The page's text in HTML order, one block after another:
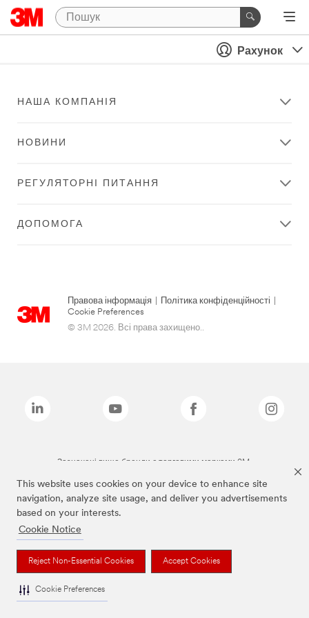
This website uses cookies on your device to enhance site
navigation, analyze site usage, and deliver you advertisements
based on your interests.
Cookie Notice
Reject Non-Essential Cookies Accept Cookies
Cookie Preferences
Рахунок
НАША КОМПАНІЯ
НОВИНИ
РЕГУЛЯТОРНІ ПИТАННЯ
ДОПОМОГА
Правова інформація Політика конфіденційності
Cookie Preferences
© 3M 2026. Всі права захищено..
Зазначені вище бренди є торговими марками 3M.